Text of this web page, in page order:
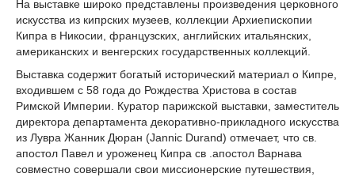
На выставке широко представлены произведения церковного
искусства из кипрских музеев, коллекции Архиепископии
Кипра в Никосии, французских, английских итальянских,
американских и венгерских государственных коллекций.
Выставка содержит богатый исторический материал о Кипре,
входившем с 58 года до Рождества Христова в состав
Римской Империи. Куратор парижской выставки, заместитель
директора департамента декоративно-прикладного искусства
из Лувра Жанник Дюран (Jannic Durand) отмечает, что св.
апостол Павел и уроженец Кипра cв .апостол Варнава
совместно совершали свои миссионерские путешествия,